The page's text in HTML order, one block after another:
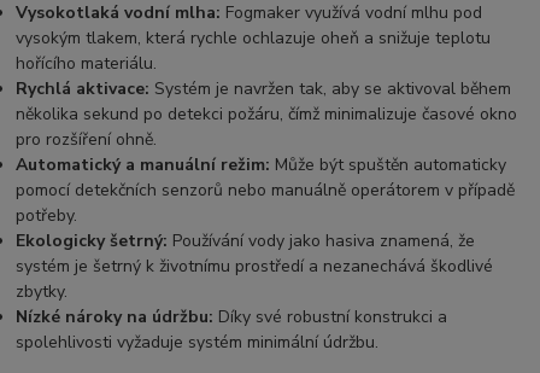
Vysokotlaká vodní mlha: Fogmaker využívá vodní mlhu pod
vysokým tlakem, která rychle ochlazuje oheň a snižuje teplotu
hořícího materiálu.
Rychlá aktivace: Systém je navržen tak, aby se aktivoval během
několika sekund po detekci požáru, čímž minimalizuje časové okno
pro rozšíření ohně.
Automatický a manuální režim: Může být spuštěn automaticky
pomocí detekčních senzorů nebo manuálně operátorem v případě
potřeby.
Ekologicky šetrný: Používání vody jako hasiva znamená, že
systém je šetrný k životnímu prostředí a nezanechává škodlivé
zbytky.
Nízké nároky na údržbu: Díky své robustní konstrukci a
spolehlivosti vyžaduje systém minimální údržbu.